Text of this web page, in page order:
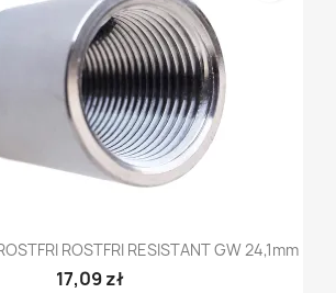
ROSTFRI RESISTANT GW 24,1mm
17,09 zł